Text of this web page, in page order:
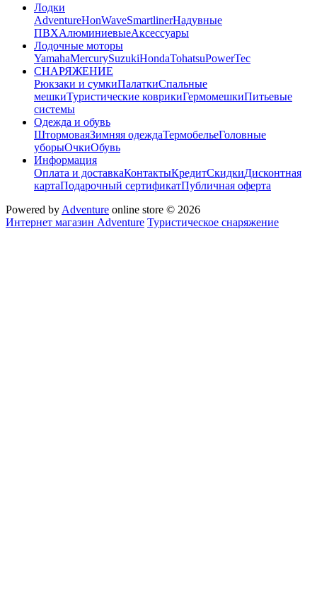
Лодки
AdventureHonWaveSmartlinerНадувные
ПВХАлюминиевыеАксессуары
Лодочные моторы
YamahaMercurySuzukiHondaTohatsuPowerTec
СНАРЯЖЕНИЕ
Рюкзаки и сумкиПалаткиСпальные
мешкиТуристические коврикиГермомешкиПитьевые
системы
Одежда и обувь
ШтормоваяЗимняя одеждаТермобельеГоловные
уборыОчкиОбувь
Информация
Оплата и доставкаКонтактыКредитСкидкиДисконтная
картаПодарочный сертификатПубличная оферта
Powered by Adventure online store © 2026
Интернет магазин Adventure Туристическое снаряжение